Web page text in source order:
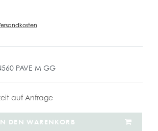
PAVE M GG
auf Anfrage
DEN WARENKORB